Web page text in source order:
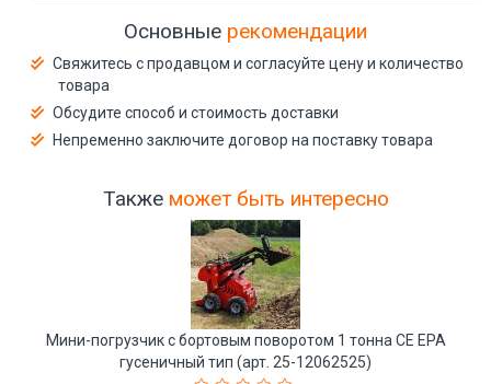
Основные рекомендации
Свяжитесь с продавцом и согласуйте цену и количество
товара
Обсудите способ и стоимость доставки
Непременно заключите договор на поставку товара
Также может быть интересно
Мини-погрузчик с бортовым поворотом 1 тонна CE EPA
гусеничный тип (арт. 25-12062525)